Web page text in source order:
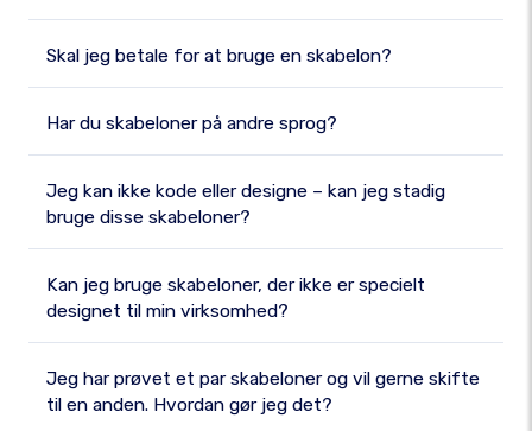
Skal jeg betale for at bruge en skabelon?
Har du skabeloner på andre sprog?
Jeg kan ikke kode eller designe – kan jeg stadig
bruge disse skabeloner?
Kan jeg bruge skabeloner, der ikke er specielt
designet til min virksomhed?
Jeg har prøvet et par skabeloner og vil gerne skifte
til en anden. Hvordan gør jeg det?